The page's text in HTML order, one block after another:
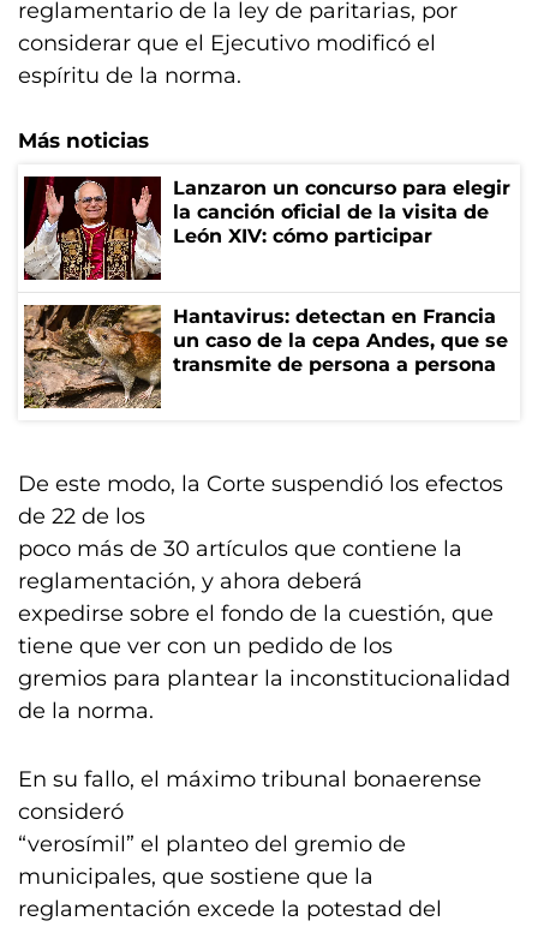
reglamentario de la ley de paritarias, por
considerar que el Ejecutivo modificó el
espíritu de la norma.
Más noticias
Lanzaron un concurso para elegir
la canción oficial de la visita de
León XIV: cómo participar
Hantavirus: detectan en Francia
un caso de la cepa Andes, que se
transmite de persona a persona
De este modo, la Corte suspendió los efectos
de 22 de los
poco más de 30 artículos que contiene la
reglamentación, y ahora deberá
expedirse sobre el fondo de la cuestión, que
tiene que ver con un pedido de los
gremios para plantear la inconstitucionalidad
de la norma.
En su fallo, el máximo tribunal bonaerense
consideró
“verosímil” el planteo del gremio de
municipales, que sostiene que la
reglamentación excede la potestad del